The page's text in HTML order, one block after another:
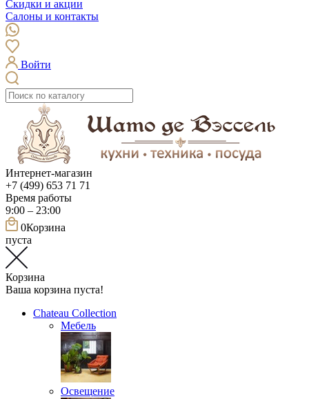
Скидки и акции
Салоны и контакты
Войти
Интернет-магазин
+7 (499) 653 71 71
Время работы
9:00 – 23:00
0Корзина
пуста
Корзина
Ваша корзина пуста!
Chateau Collection
Мебель
Освещение